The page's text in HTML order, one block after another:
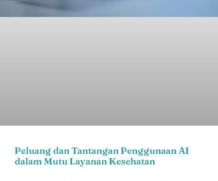
Peluang dan Tantangan Penggunaan AI
dalam Mutu Layanan Kesehatan